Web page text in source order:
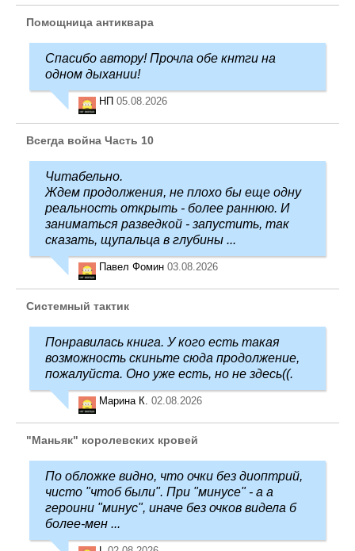
Помощница антиквара
Спасибо автору! Прочла обе кнтги на
одном дыхании!
НП 05.08.2026
Всегда война Часть 10
Читабельно.
Ждем продолжения, не плохо бы еще одну
реальность открыть - более раннюю. И
заниматься разведкой - запустить, так
сказать, щупальца в глубины ...
Павел Фомин 03.08.2026
Системный тактик
Понравилась книга. У кого есть такая
возможность скиньте сюда продолжение,
пожалуйста. Оно уже есть, но не здесь((.
Марина К. 02.08.2026
"Маньяк" королевских кровей
По обложке видно, что очки без диоптрий,
чисто "чтоб были". При "минусе" - а а
героини "минус", иначе без очков видела б
более-мен ...